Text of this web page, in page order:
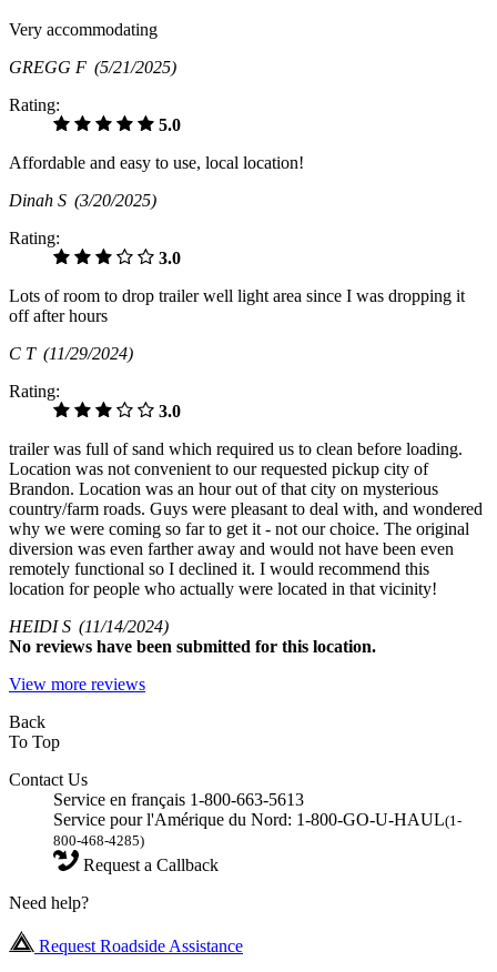
Very accommodating
GREGG F (5/21/2025)
Rating:
5.0
Affordable and easy to use, local location!
Dinah S (3/20/2025)
Rating:
3.0
Lots of room to drop trailer well light area since I was dropping it
off after hours
C T (11/29/2024)
Rating:
3.0
trailer was full of sand which required us to clean before loading.
Location was not convenient to our requested pickup city of
Brandon. Location was an hour out of that city on mysterious
country/farm roads. Guys were pleasant to deal with, and wondered
why we were coming so far to get it - not our choice. The original
diversion was even farther away and would not have been even
remotely functional so I declined it. I would recommend this
location for people who actually were located in that vicinity!
HEIDI S (11/14/2024)
No reviews have been submitted for this location.
View more reviews
Back
To Top
Contact Us
Service en français 1-800-663-5613
Service pour l'Amérique du Nord: 1-800-GO-U-HAUL(1-
800-468-4285)
Request a Callback
Need help?
Request Roadside Assistance